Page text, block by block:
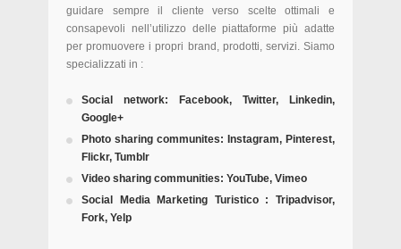
guidare sempre il cliente verso scelte ottimali e
consapevoli nell’utilizzo delle piattaforme più adatte
per promuovere i propri brand, prodotti, servizi. Siamo
specializzati in :
Social network: Facebook, Twitter, Linkedin,
Google+
Photo sharing communites: Instagram, Pinterest,
Flickr, Tumblr
Video sharing communities: YouTube, Vimeo
Social Media Marketing Turistico : Tripadvisor,
Fork, Yelp